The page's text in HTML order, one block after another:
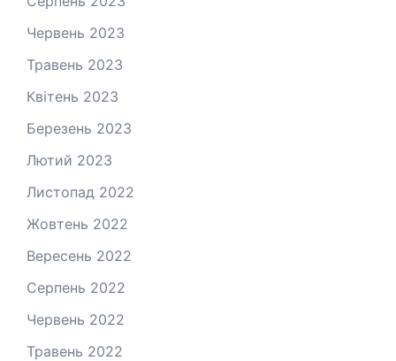
Червень 2023
Травень 2023
Квітень 2023
Березень 2023
Лютий 2023
Листопад 2022
Жовтень 2022
Вересень 2022
Серпень 2022
Червень 2022
Травень 2022